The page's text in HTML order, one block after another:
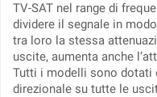
TV-SAT nel range di
dividere il segnale in
tra loro la stessa
uscite, aumenta anche
Tutti i modelli sono dotati
direzionale su tutte le